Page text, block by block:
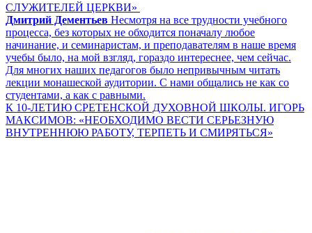
СЛУЖИТЕЛЕЙ ЦЕРКВИ»
Дмитрий Дементьев Несмотря на все трудности учебного
процесса, без которых не обходится поначалу любое
начинание, и семинаристам, и преподавателям в наше время
учебы было, на мой взгляд, гораздо интереснее, чем сейчас.
Для многих наших педагогов было непривычным читать
лекции монашеской аудитории. С нами общались не как со
студентами, а как с равными.
К 10-ЛЕТИЮ СРЕТЕНСКОЙ ДУХОВНОЙ ШКОЛЫ. ИГОРЬ
МАКСИМОВ: «НЕОБХОДИМО ВЕСТИ СЕРЬЕЗНУЮ
ВНУТРЕННЮЮ РАБОТУ, ТЕРПЕТЬ И СМИРЯТЬСЯ»